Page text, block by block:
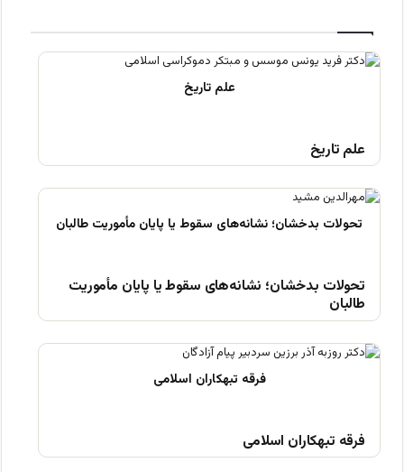
علم تاریخ
تحولات بدخشان؛ نشانه‌های سقوط یا پایان مأموریت
طالبان
فرقه تبهکاران اسلامی